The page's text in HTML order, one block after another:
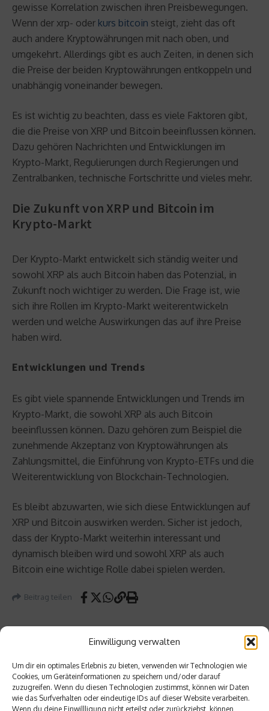
Einwilligung verwalten
Um dir ein optimales Erlebnis zu bieten, verwenden wir Technologien wie
Cookies, um Geräteinformationen zu speichern und/oder darauf
zuzugreifen. Wenn du diesen Technologien zustimmst, können wir Daten
wie das Surfverhalten oder eindeutige IDs auf dieser Website verarbeiten.
Wenn du deine Einwillligung nicht erteilst oder zurückziehst, können
gewisse Korrelation zwischen ihren Preisbewegungen.
Wenn der xrp- oder kurs bitcoin steigt, zieht das oft
auch andere Kryptowährungen mit nach oben, und
umgekehrt. Allerdings gibt es auch Zeiten, in denen sich
die Preise der beiden Kryptowährungen entkoppeln und
unabhängig voneinander bewegen.
Es ist wichtig zu beachten, dass es viele Faktoren gibt,
die die Preise von XRP und Bitcoin beeinflussen können.
Dazu gehören Nachrichten und Entwicklungen im
Krypto-Markt, Regulierungen durch Regierungen und
Zentralbanken, technische Fortschritte und vieles mehr.
Die Zukunft von XRP und Bitcoin im
Krypto-Markt
Der Krypto-Markt entwickelt sich ständig weiter und
sowohl XRP als auch Bitcoin haben das Potenzial, in
Zukunft noch wichtiger zu werden. Die Frage ist, wie
sich ihre Rollen im Krypto-Markt weiterentwickeln
werden und welche Auswirkungen das auf ihre Preise
haben wird.
Entwicklungen und Trends
Es gibt viele spannende Entwicklungen und Trends im
Krypto-Markt, die sowohl XRP als auch Bitcoin
beeinflussen können. Dazu gehören zum Beispiel die
zunehmende Akzeptanz von Kryptowährungen als
Zahlungsmittel, die Einführung von Krypto-ETFs und die
Weiterentwicklung von Blockchain-Technologien.
Es bleibt abzuwarten, wie sich diese Entwicklungen auf
XRP und Bitcoin auswirken werden. Sicher ist jedoch,
dass der Krypto-Markt weiterhin interessant und
dynamisch bleiben wird und sowohl XRP als auch
Bitcoin eine wichtige Rolle dabei spielen werden.
Beitrag teilen
vorheriger Beitrag
Welch
e
Unterl
Nächster Beitrag
Bauwe
rk und